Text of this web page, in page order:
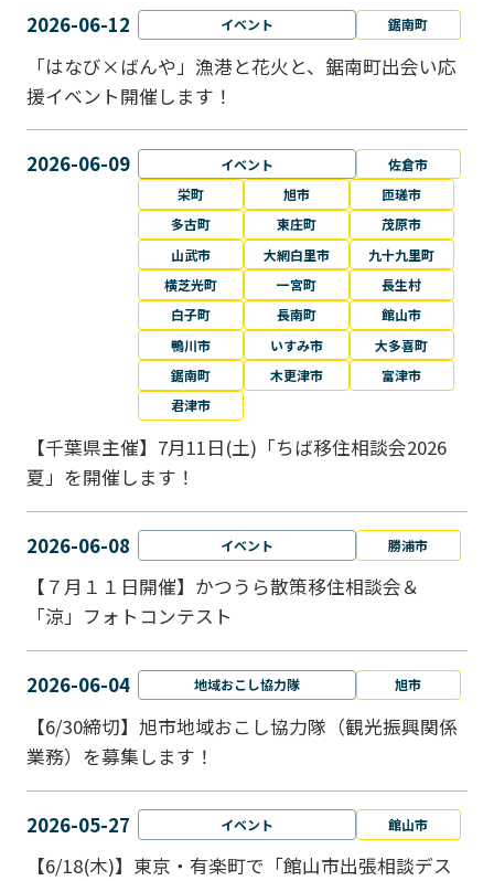
2026-06-12 イベント 鋸南町
「はなび×ばんや」漁港と花火と、鋸南町出会い応
援イベント開催します！
2026-06-09 イベント
佐倉市
栄町
旭市
匝瑳市
多古町
東庄町
茂原市
山武市
大網白里市
九十九里町
横芝光町
一宮町
長生村
白子町
長南町
館山市
鴨川市
いすみ市
大多喜町
鋸南町
木更津市
富津市
君津市
【千葉県主催】7月11日(土)「ちば移住相談会2026
夏」を開催します！
2026-06-08 イベント 勝浦市
【７月１１日開催】かつうら散策移住相談会＆
「涼」フォトコンテスト
2026-06-04 地域おこし協力隊 旭市
【6/30締切】旭市地域おこし協力隊（観光振興関係
業務）を募集します！
2026-05-27 イベント 館山市
【6/18(木)】東京・有楽町で「館山市出張相談デス